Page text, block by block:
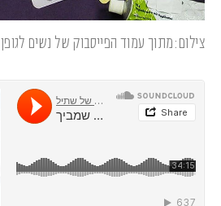
צילום:מתוך עמוד הפייסבוק של נשים לגופן